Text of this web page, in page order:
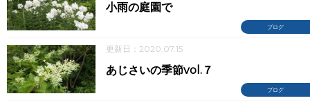
ブログ
小雨の庭園で
更新日：2020.07.15
ブログ
あじさいの季節vol.７